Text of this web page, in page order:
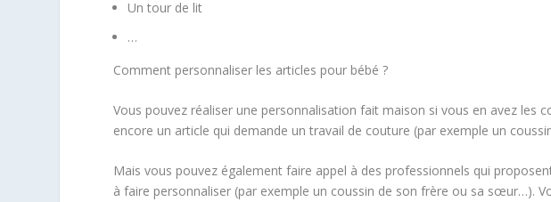
Un tour de lit
…
Comment personnaliser les articles pour bébé ?
Vous pouvez réaliser une personnalisation fait maison si vous en avez les
encore un article qui demande un travail de couture (par exemple un
Mais vous pouvez également faire appel à des professionnels qui
à faire personnaliser (par exemple un coussin de son frère ou sa sœur…).